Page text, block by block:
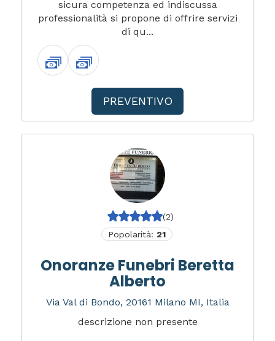
sicura competenza ed indiscussa
professionalità si propone di offrire servizi
di qu...
PREVENTIVO
(2)
Popolarità: 21
Onoranze Funebri Beretta
Alberto
Via Val di Bondo, 20161 Milano MI, Italia
descrizione non presente